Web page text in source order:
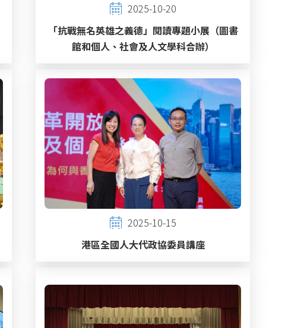
2025-10-20
「抗戰無名英雄之義德」閱讀專題小展（圖書
館和個人、社會及人文學科合辦）
2025-10-15
港區全國人大代政協委員講座